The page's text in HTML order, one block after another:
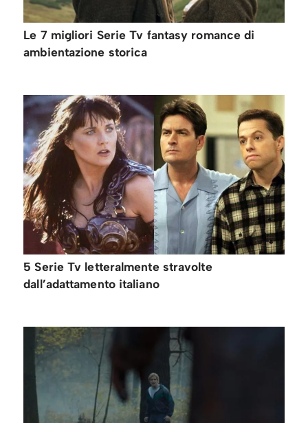
Le 7 migliori Serie Tv fantasy romance di
ambientazione storica
5 Serie Tv letteralmente stravolte
dall’adattamento italiano